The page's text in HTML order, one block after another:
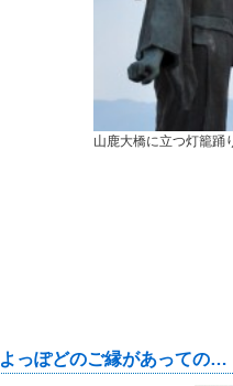
山鹿大橋に立つ灯籠踊
よっぽどのご縁があっての…